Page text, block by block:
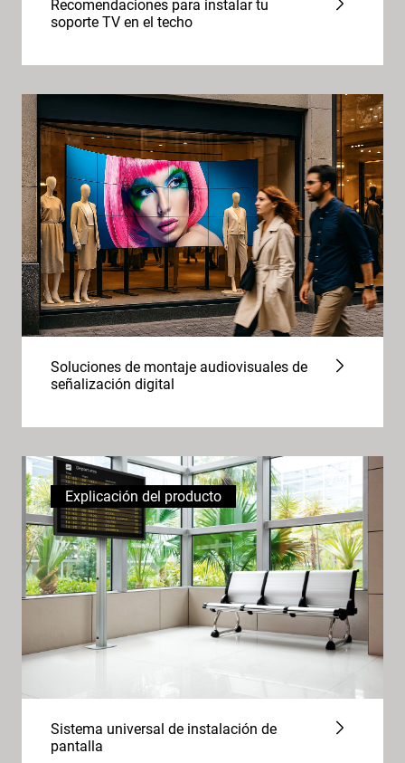
Recomendaciones para instalar tu
soporte TV en el techo
Soluciones de montaje audiovisuales de
señalización digital
Explicación del producto
Sistema universal de instalación de
pantalla